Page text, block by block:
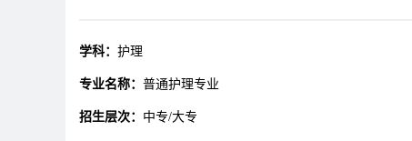
学科： 护理
专业名称： 普通护理专业
招生层次： 中专/大专